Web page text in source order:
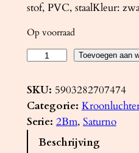
stof, PVC, staalKleur:
Op voorraad
o
o
n
Toevoegen aan
SKU: 5903282707474
Categorie:
Serie: 2Bm, Saturno
Beschrijving